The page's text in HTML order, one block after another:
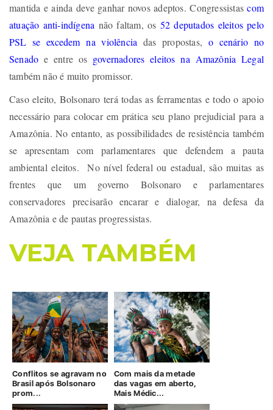
mantida e ainda deve ganhar novos adeptos. Congressistascom
atuação anti-indígena não faltam, os 52 deputados eleitos pelo
PSL se excedem na violência das propostas, o cenário no
Senado e entre os governadores eleitos na Amazônia Legal
também não é muito promissor.
Caso eleito, Bolsonaro terá todas as ferramentas e todo o apoio
necessário para colocar em prática seu plano prejudicial para a
Amazônia. No entanto, as possibilidades de resistência também
se apresentam com parlamentares que defendem a pauta
ambiental eleitos. No nível federal ou estadual, são muitas as
frentes que um governo Bolsonaro e parlamentares
conservadores precisarão encarar e dialogar, na defesa da
Amazônia e de pautas progressistas.
VEJA TAMBÉM
Conflitos se agravam no
Brasil após Bolsonaro
prom...
Com mais da metade
das vagas em aberto,
Mais Médic...